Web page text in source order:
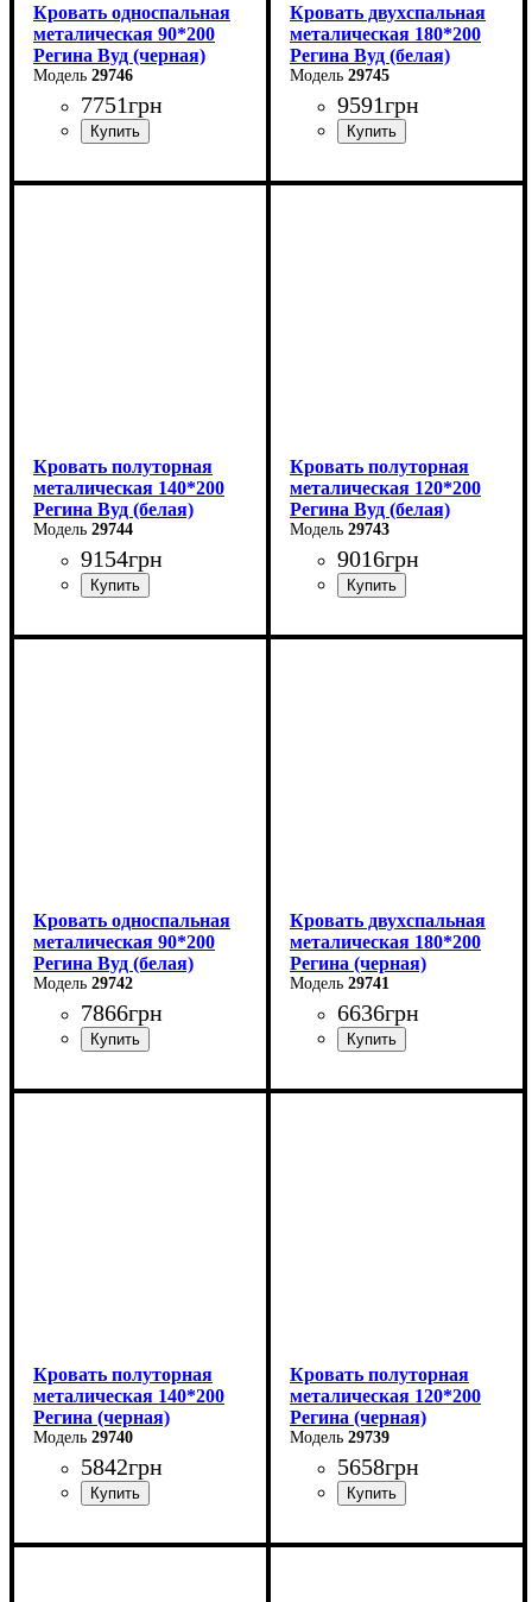
Кровать односпальная
металическая 90*200
Регина Вуд (черная)
29746
7751грн
Ширина: 90 см
Кровать двухспальная
металическая 180*200
Регина Вуд (белая)
29745
9591грн
Ширина: 180 см
Кровать полуторная
металическая 140*200
Регина Вуд (белая)
29744
9154грн
Ширина: 140 см
Кровать полуторная
металическая 120*200
Регина Вуд (белая)
29743
9016грн
Ширина: 120 см
Кровать односпальная
металическая 90*200
Регина Вуд (белая)
29742
7866грн
Ширина: 90 см
Кровать двухспальная
металическая 180*200
Регина (черная)
29741
6636грн
Ширина: 180 см
Кровать полуторная
металическая 140*200
Регина (черная)
29740
5842грн
Ширина: 140 см
Кровать полуторная
металическая 120*200
Регина (черная)
29739
5658грн
Ширина: 120 см